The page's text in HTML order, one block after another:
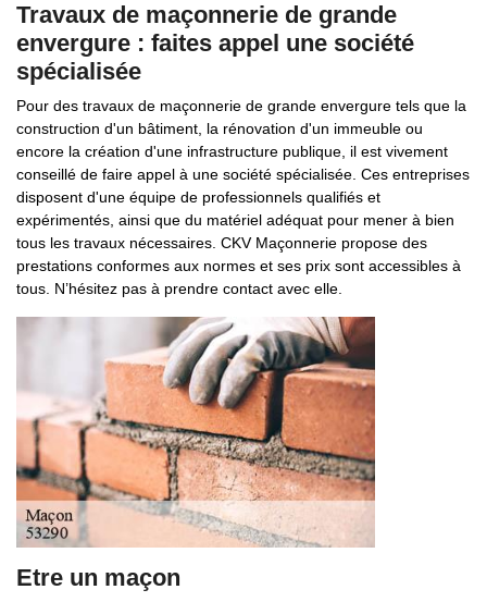
Travaux de maçonnerie de grande
envergure : faites appel une société
spécialisée
Pour des travaux de maçonnerie de grande envergure tels que la
construction d'un bâtiment, la rénovation d'un immeuble ou
encore la création d'une infrastructure publique, il est vivement
conseillé de faire appel à une société spécialisée. Ces entreprises
disposent d'une équipe de professionnels qualifiés et
expérimentés, ainsi que du matériel adéquat pour mener à bien
tous les travaux nécessaires. CKV Maçonnerie propose des
prestations conformes aux normes et ses prix sont accessibles à
tous. N’hésitez pas à prendre contact avec elle.
Etre un maçon